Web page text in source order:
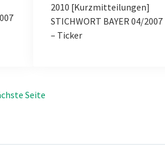
2010 [Kurzmitteilungen]
STICHWORT BAYER 04/2007
– Ticker
Seite